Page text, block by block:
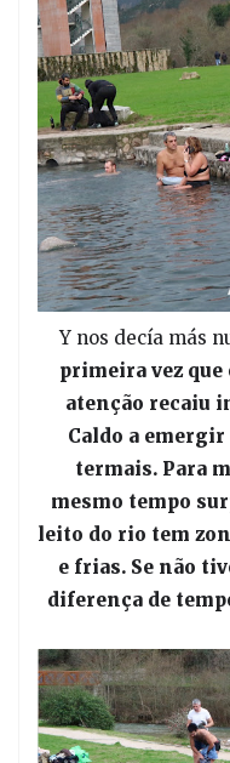
Y nos decía más
primeira vez que
atenção recaiu
Caldo a
termais. Para
mesmo tempo
leito do rio tem
e frias. Se não
diferença de